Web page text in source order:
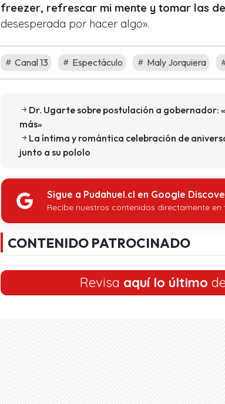
freezer, refrescar mi mente y tomar las
desesperada por hacer algo».
Canal 13 Espectáculo Maly Jorquiera
Dr. Ugarte sobre postulación a gobernador:
más»
La íntima y romántica celebración de
junto a su pololo
Sigue a Pudahuel.cl en Google
Recibe nuestros contenidos directamente en
CONTENIDO PATROCINADO
Revisa aquí lo último